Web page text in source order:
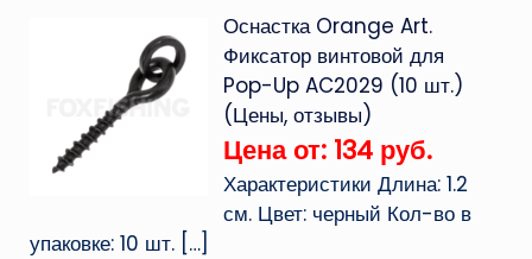
Оснастка Orange Art.
Фиксатор винтовой для
Pop-Up AC2029 (10 шт.)
(Цены, отзывы)
Цена от: 134 руб.
Характеристики Длина: 1.2
см. Цвет: черный Кол-во в
упаковке: 10 шт.[…]